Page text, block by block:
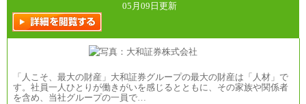
05月09日更新
「人こそ、最大の財産」大和証券グループの最大の財産は「人材」で
す。社員一人ひとりが働きがいを感じるとともに、その家族や関係者
を含め、当社グループの一員で…